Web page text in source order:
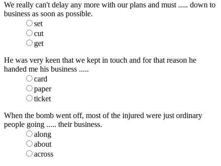
We really can't delay any more with our plans and must ..... down to
business as soon as possible.
set
cut
get
He was very keen that we kept in touch and for that reason he
handed me his business .....
card
paper
ticket
When the bomb went off, most of the injured were just ordinary
people going ..... their business.
along
about
across